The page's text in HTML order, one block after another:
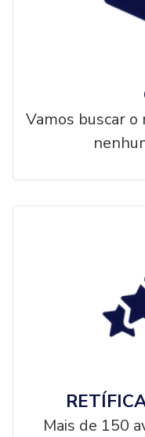
Vamos buscar
Mais de 150